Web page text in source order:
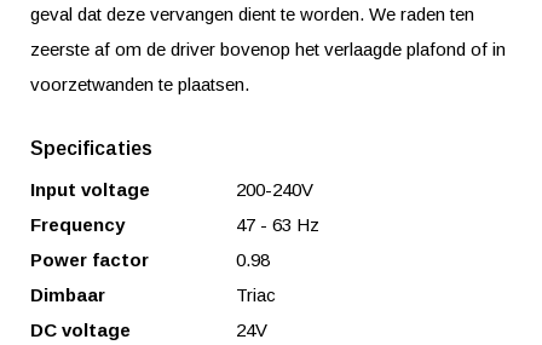
geval dat deze vervangen dient te worden. We raden ten
zeerste af om de driver bovenop het verlaagde plafond of in
voorzetwanden te plaatsen.
Specificaties
Input voltage
200-240V
Frequency
47 - 63 Hz
Power factor
0.98
Dimbaar
Triac
DC voltage
24V